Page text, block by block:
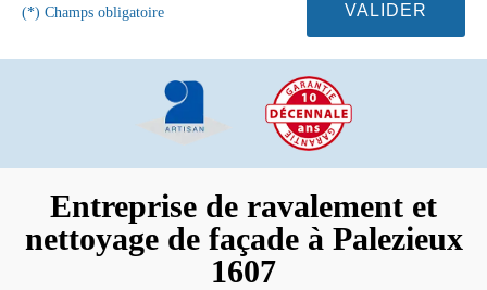
(*) Champs obligatoire
Entreprise de ravalement et
nettoyage de façade à Palezieux
1607